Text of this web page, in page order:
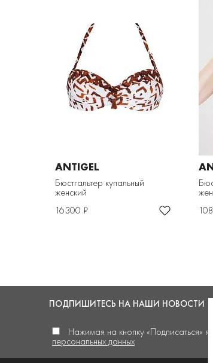
ANTIGEL
Бюстгальтер купальный
женский
16300 ₽
ПОДПИШИТЕСЬ НА НАШИ НОВОСТИ
Нажимая на кнопку «Подписаться» я
персональных данных